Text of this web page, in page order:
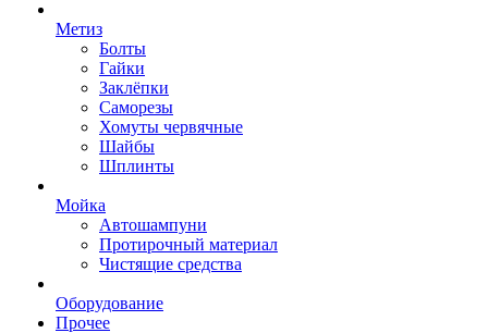
Метиз
Болты
Гайки
Заклёпки
Саморезы
Хомуты червячные
Шайбы
Шплинты
Мойка
Автошампуни
Протирочный материал
Чистящие средства
Оборудование
Прочее